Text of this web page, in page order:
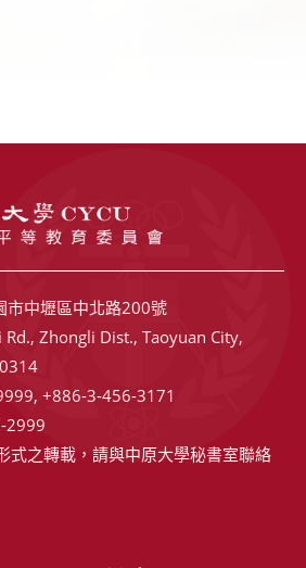
中壢區中北路200號
Zhongli Dist., Taoyuan City,
+886-3-456-3171
2999
式之轉載，請與中原大學秘書室聯絡